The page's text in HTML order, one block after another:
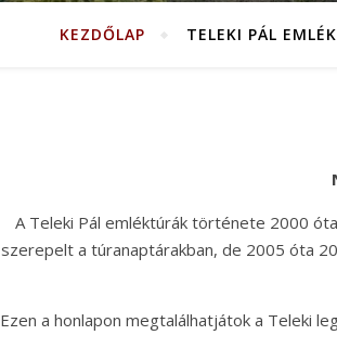
KEZDŐLAP TELEKI PÁL
A Teleki Pál emléktúrák története 2000
szerepelt a túranaptárakban, de 2005 óta
Ezen a honlapon megtalálhatjátok a Teleki